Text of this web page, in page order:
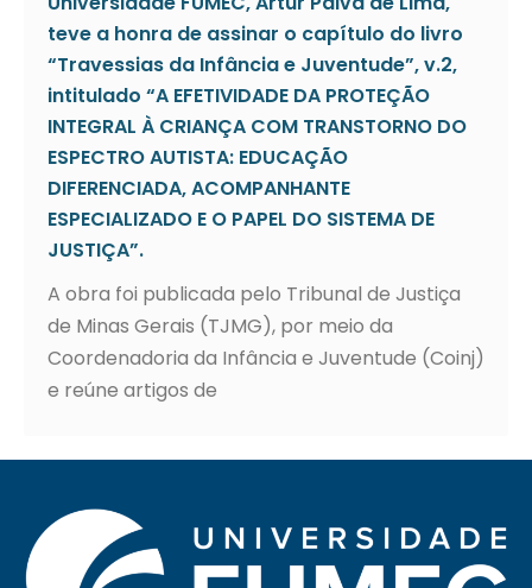
teve a honra de assinar o capítulo do livro
“Travessias da Infância e Juventude”, v.2,
intitulado “A EFETIVIDADE DA PROTEÇÃO
INTEGRAL À CRIANÇA COM TRANSTORNO DO
ESPECTRO AUTISTA: EDUCAÇÃO
DIFERENCIADA, ACOMPANHANTE
ESPECIALIZADO E O PAPEL DO SISTEMA DE
JUSTIÇA”.
A obra foi publicada pelo Tribunal de Justiça
de Minas Gerais (TJMG), por meio da
Coordenadoria da Infância e Juventude (Coinj)
e reúne artigos de